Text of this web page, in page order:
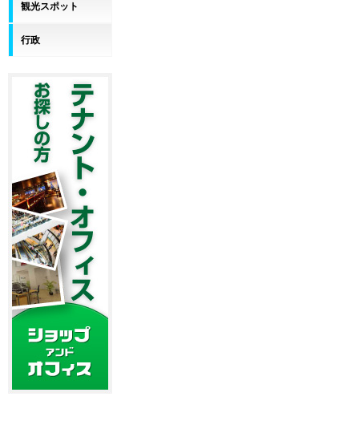
観光スポット
行政